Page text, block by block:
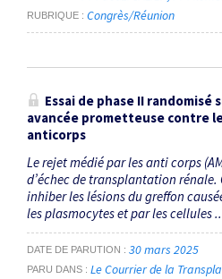
RUBRIQUE Congrès/Réunion
Essai de phase II
avancée prometteuse contre
anticorps
Le rejet médié par les anti corps
d’échec de transplantation rénale.
inhiber les lésions du greffon
les plasmocytes et par les cellules
DATE DE PARUTION 30 mars 2025
PARU DANS Le Courrier de la